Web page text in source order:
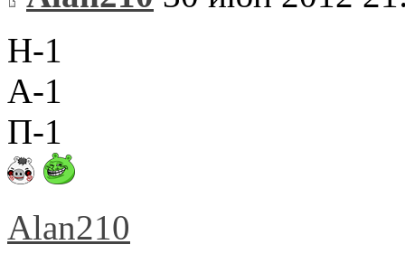
Н-1
А-1
П-1
Alan210